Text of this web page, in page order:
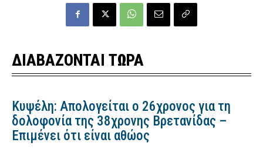
ΔΙΑΒΑΖΟΝΤΑΙ ΤΩΡΑ
Κυψέλη: Απολογείται ο 26χρονος για τη
δολοφονία της 38χρονης Βρετανίδας –
Επιμένει ότι είναι αθώος